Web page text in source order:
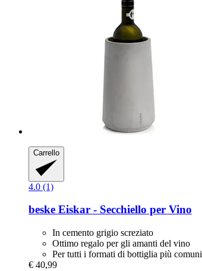
Carrello
4.0 (1)
beske Eiskar -​ Secchiello per Vino
In cemento grigio screziato
Ottimo regalo per gli amanti del vino
Per tutti i formati di bottiglia più comuni
€ 40,99